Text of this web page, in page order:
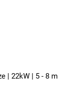
| 22kW | 5 - 8 m